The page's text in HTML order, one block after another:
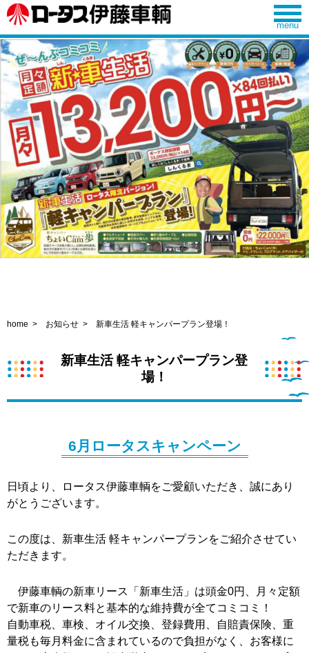
home お知らせ 新車生活 軽キャンパープラン登場！
新車生活 軽キャンパープラン登
場！
6月ロータスキャンペーン
日頃より、ロータス伊藤車輌をご愛顧いただき、誠にあり
がとうございます。
この度は、新車生活 軽キャンパープランをご紹介させてい
ただきます。
伊藤車輌の新車リース「新車生活」は頭金0円、月々定額
で新車のリース料と基本的な維持費が全てコミコミ！
自動車税、車検、オイル交換、登録費用、自賠責保険、重
量税も毎月料金に含まれているので負担がなく、お客様に